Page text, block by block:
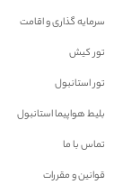
سرمایه گذاری و اقامت
تور کیش
تور استانبول
بلیط هواپیما استانبول
تماس با ما
قوانین و مقررات